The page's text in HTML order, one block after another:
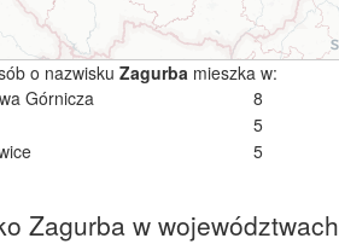
o nazwisku Zagurba mieszka w:
Górnicza
8
5
5
Zagurba w województwach